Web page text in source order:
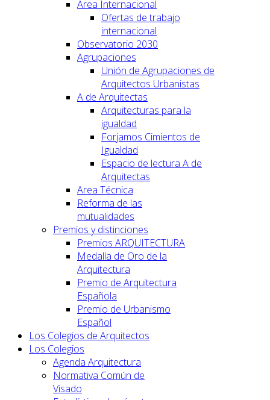
Área Internacional
Ofertas de trabajo
internacional
Observatorio 2030
Agrupaciones
Unión de Agrupaciones de
Arquitectos Urbanistas
A de Arquitectas
Arquitecturas para la
igualdad
Forjamos Cimientos de
Igualdad
Espacio de lectura A de
Arquitectas
Area Técnica
Reforma de las
mutualidades
Premios y distinciones
Premios ARQUITECTURA
Medalla de Oro de la
Arquitectura
Premio de Arquitectura
Española
Premio de Urbanismo
Español
Los Colegios de Arquitectos
Los Colegios
Agenda Arquitectura
Normativa Común de
Visado